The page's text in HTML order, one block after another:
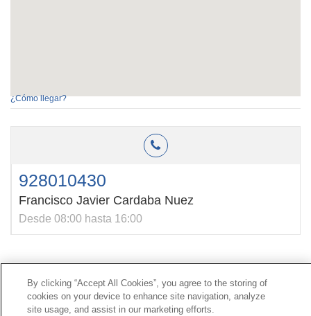
¿Cómo llegar?
928010430
Francisco Javier Cardaba Nuez
Desde 08:00 hasta 16:00
Contacto|Perfil del contratante|Reclamaciones
Línea Universal 900 203 203|Zona Privada Comisión de
Prestaciones Especiales|Zona Privada Proveedor
By clicking “Accept All Cookies”, you agree to the storing of
cookies on your device to enhance site navigation, analyze
site usage, and assist in our marketing efforts.